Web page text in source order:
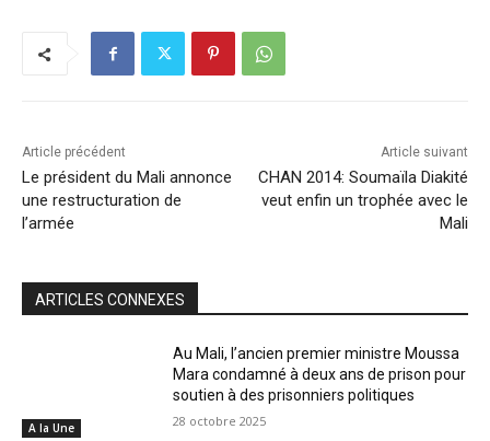
Article précédent
Le président du Mali annonce
une restructuration de
l’armée
Article suivant
CHAN 2014: Soumaïla Diakité
veut enfin un trophée avec le
Mali
ARTICLES CONNEXES
A la Une
Au Mali, l’ancien premier ministre Moussa
Mara condamné à deux ans de prison pour
soutien à des prisonniers politiques
28 octobre 2025